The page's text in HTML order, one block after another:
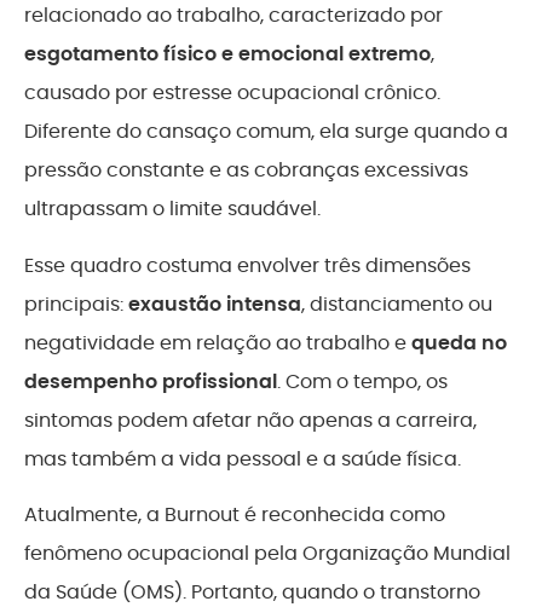
relacionado ao trabalho, caracterizado por
esgotamento físico e emocional extremo,
causado por estresse ocupacional crônico.
Diferente do cansaço comum, ela surge quando a
pressão constante e as cobranças excessivas
ultrapassam o limite saudável.
Esse quadro costuma envolver três dimensões
principais:exaustão intensa, distanciamento ou
negatividade em relação ao trabalho equeda no
desempenho profissional. Com o tempo, os
sintomas podem afetar não apenas a carreira,
mas também a vida pessoal e a saúde física.
Atualmente, a Burnout é reconhecida como
fenômeno ocupacional pela Organização Mundial
da Saúde (OMS). Portanto, quando o transtorno